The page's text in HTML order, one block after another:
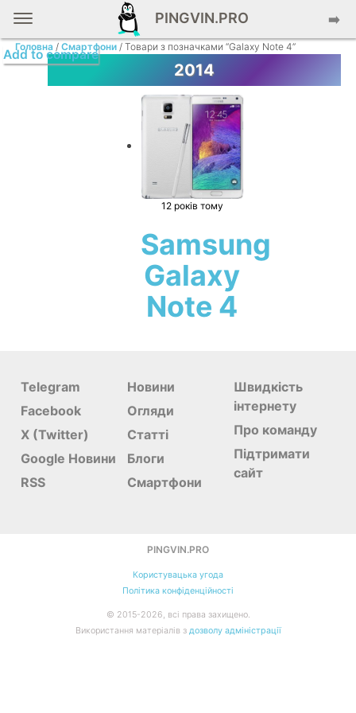
PINGVIN.PRO ➡️
Головна /Смартфони / Товари з позначками “Galaxy Note 4”
2014
12 років тому
Samsung
Galaxy
Note 4
Add to compare
Telegram
Facebook
X (Twitter)
Google Новини
RSS
Новини
Огляди
Статті
Блоги
Смартфони
Швидкість
інтернету
Про команду
Підтримати
сайт
PINGVIN.PRO
Користувацька угода
Політика конфіденційності
© 2015-2026 , всі права захищено.
Використання матеріалів з дозволу адміністрації